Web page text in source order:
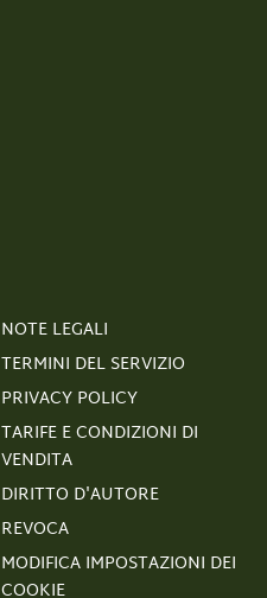
NOTE LEGALI
TERMINI DEL SERVIZIO
PRIVACY POLICY
TARIFE E CONDIZIONI DI
VENDITA
DIRITTO D'AUTORE
REVOCA
MODIFICA IMPOSTAZIONI DEI
COOKIE